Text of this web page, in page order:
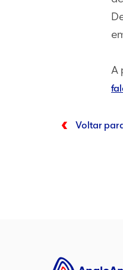
A
Voltar